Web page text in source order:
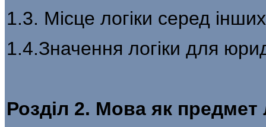
1.3. Місце логіки серед
1.4.Значення логіки для
Розділ 2. Мова як предмет